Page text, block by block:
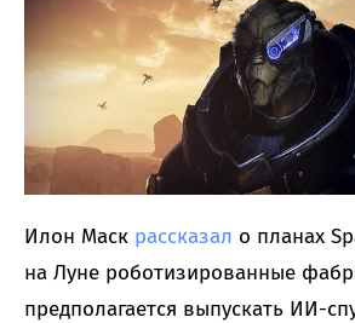
Илон Маск рассказал о планах
на Луне роботизированные
предполагается выпускать ИИ-